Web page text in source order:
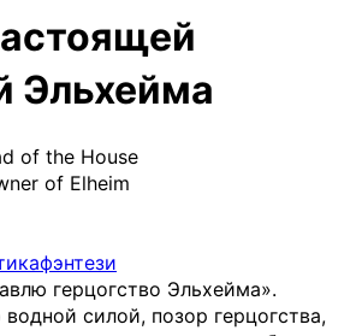
Эльхейма
of the House
of Elheim
фэнтези
герцогство Эльхейма».
силой, позор герцогства,